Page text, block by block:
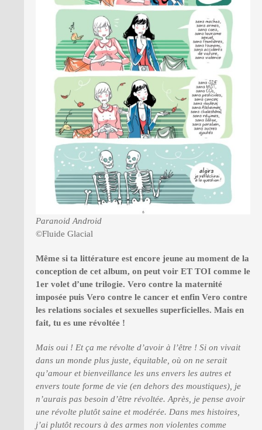
Paranoid Android
©Fluide Glacial
Même si ta littérature est encore jeune au moment de la
conception de cet album, on peut voir ET TOI comme le
1er volet d’une trilogie. Vero contre la maternité
imposée puis Vero contre le cancer et enfin Vero contre
les relations sociales et sexuelles superficielles. Mais en
fait, tu es une révoltée !
Mais oui ! Et ça me révolte d’avoir à l’être ! Si on vivait
dans un monde plus juste, équitable, où on ne serait
qu’amour et bienveillance les uns envers les autres et
envers toute forme de vie (en dehors des moustiques), je
n’aurais pas besoin d’être révoltée. Après, je pense avoir
une révolte plutôt saine et modérée. Dans mes histoires,
j’ai plutôt recours à des armes non violentes comme